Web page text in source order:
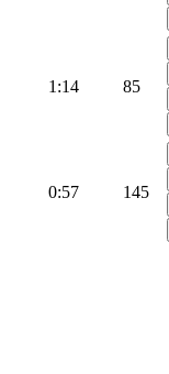
1:14 85
0:57 145